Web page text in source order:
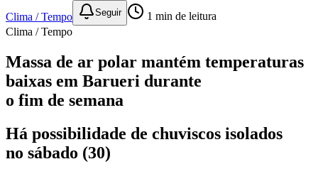
Bairros de Barueri
AldeiaAldeia da SerraAldeia de BarueriAlphaville
JubranBelval BethavilleBoa
VistaCalifórniaCarapicuíba
MilitarItapeviJandira Jardim AudirJardim BelvalJardim
Califórnia
Jardim dos Altos
EsperançaJardim Graziela
Clima / Tempo Seguir 1 min de leitura
Clima / Tempo
Massa de ar polar mantém temperaturas
baixas em Barueri durante
o fim de semana
Há possibilidade de chuviscos isolados
no sábado (30)